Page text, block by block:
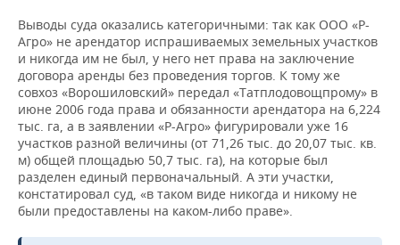
Выводы суда оказались категоричными: так как ООО «Р-
Агро» не арендатор испрашиваемых земельных участков
и никогда им не был, у него нет права на заключение
договора аренды без проведения торгов. К тому же
совхоз «Ворошиловский» передал «Татплодовощпрому» в
июне 2006 года права и обязанности арендатора на 6,224
тыс. га, а в заявлении «Р-Агро» фигурировали уже 16
участков разной величины (от 71,26 тыс. до 20,07 тыс. кв.
м) общей площадью 50,7 тыс. га), на которые был
разделен единый первоначальный. А эти участки,
констатировал суд, «в таком виде никогда и никому не
были предоставлены на каком-либо праве».